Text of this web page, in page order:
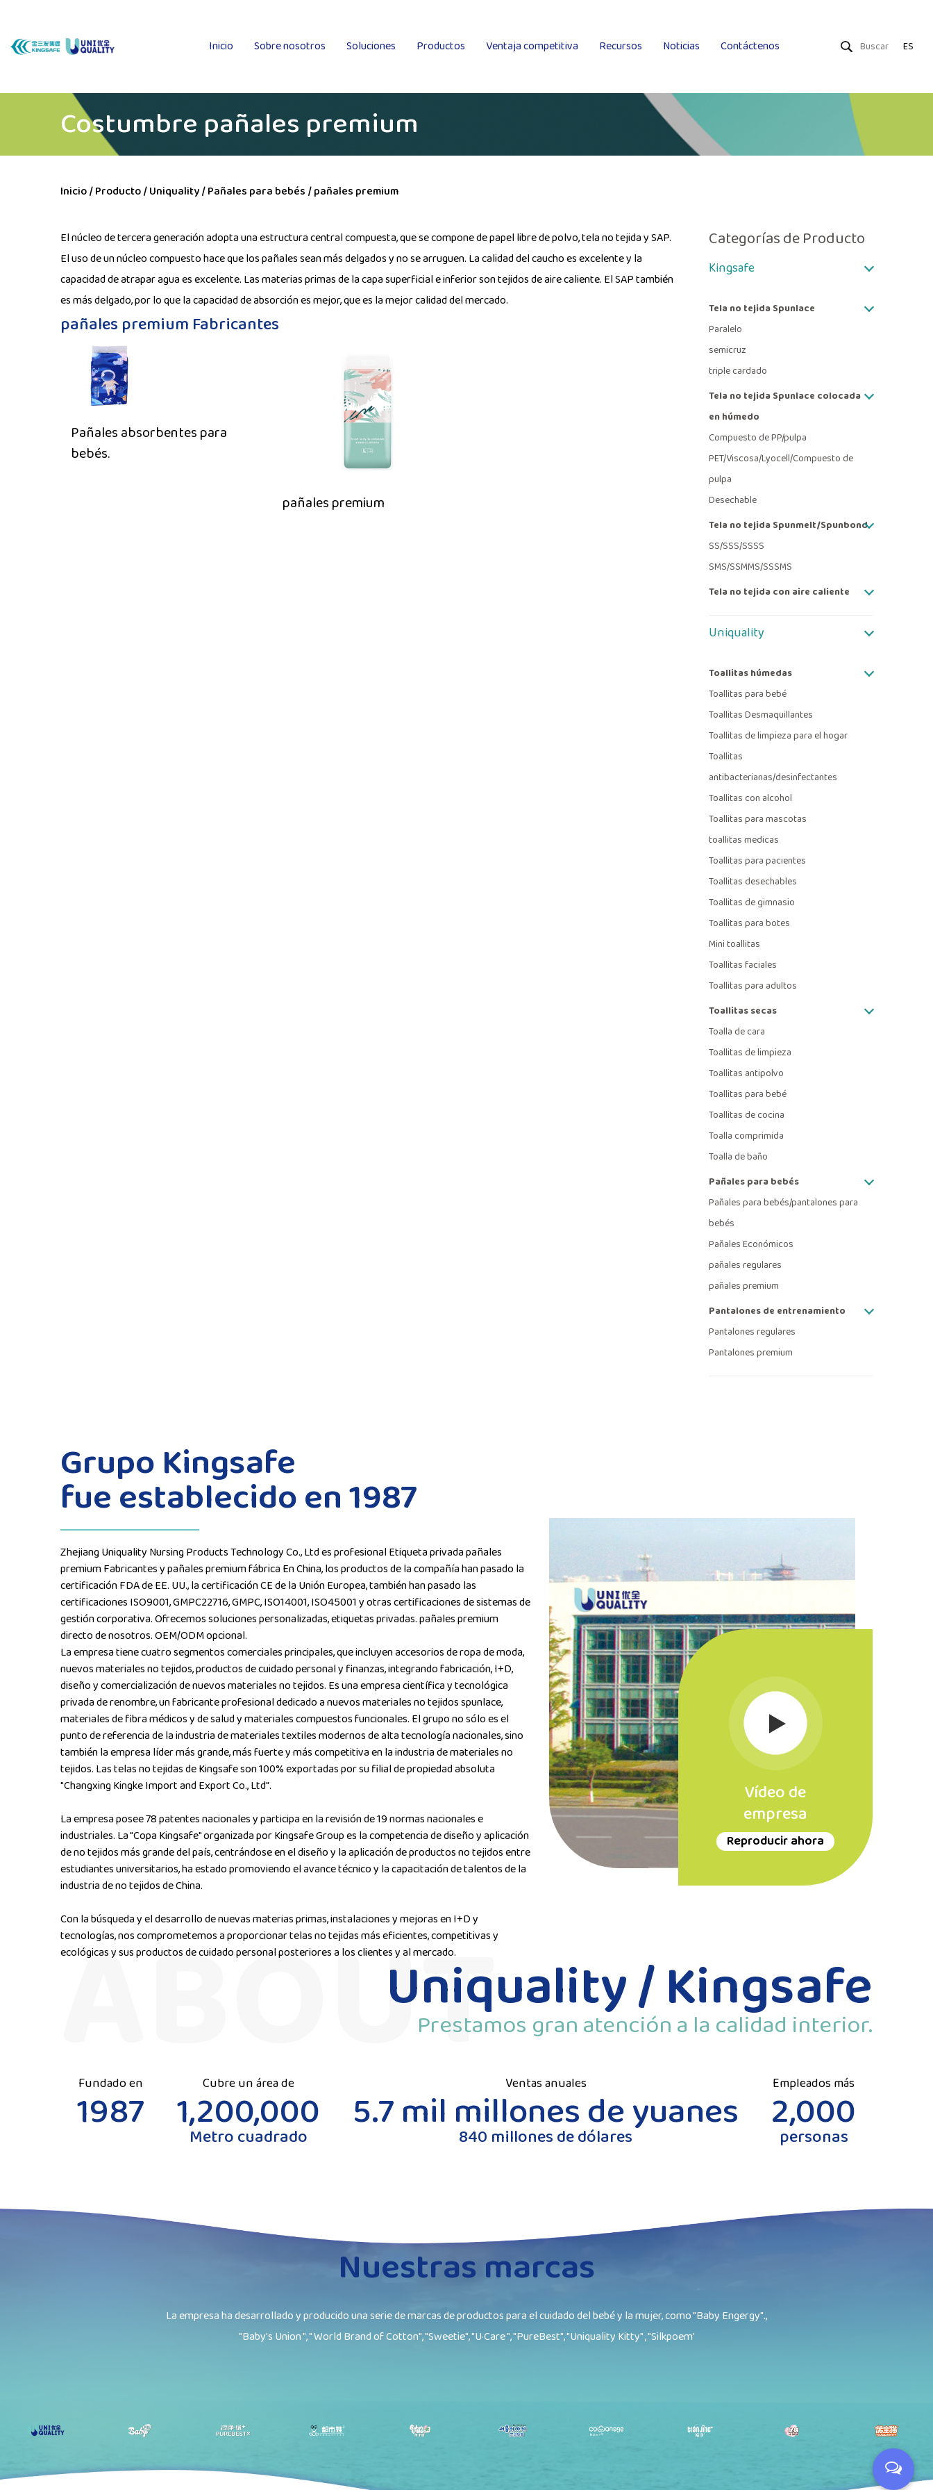
Inicio Sobre nosotros Soluciones Productos Ventaja competitiva Recursos Noticias Contáctenos ES
Costumbre pañales premium
Inicio/Producto/Uniquality/Pañales para bebés /pañales premium
El núcleo de tercera generación adopta una estructura central compuesta, que se compone de papel libre de polvo, tela no tejida y SAP.
El uso de un núcleo compuesto hace que los pañales sean más delgados y no se arruguen. La calidad del caucho es excelente y la
capacidad de atrapar agua es excelente. Las materias primas de la capa superficial e inferior son tejidos de aire caliente. El SAP también
es más delgado, por lo que la capacidad de absorción es mejor, que es la mejor calidad del mercado.
pañales premium Fabricantes
Pañales absorbentes para
bebés.
pañales premium
Categorías de Producto
Kingsafe
Tela no tejida Spunlace
Paralelo
semicruz
triple cardado
Tela no tejida Spunlace colocada
en húmedo
Compuesto de PP/pulpa
PET/Viscosa/Lyocell/Compuesto de
pulpa
Desechable
Tela no tejida Spunmelt/Spunbond
SS/SSS/SSSS
SMS/SSMMS/SSSMS
Tela no tejida con aire caliente
Uniquality
Toallitas húmedas
Toallitas para bebé
Toallitas Desmaquillantes
Toallitas de limpieza para el hogar
Toallitas
antibacterianas/desinfectantes
Toallitas con alcohol
Toallitas para mascotas
toallitas medicas
Toallitas para pacientes
Toallitas desechables
Toallitas de gimnasio
Toallitas para botes
Mini toallitas
Toallitas faciales
Toallitas para adultos
Toallitas secas
Toalla de cara
Toallitas de limpieza
Toallitas antipolvo
Toallitas para bebé
Toallitas de cocina
Toalla comprimida
Toalla de baño
Pañales para bebés
Pañales para bebés/pantalones para
bebés
Pañales Económicos
pañales regulares
pañales premium
Pantalones de entrenamiento
Pantalones regulares
Pantalones premium
Grupo Kingsafe
fue establecido en 1987
Zhejiang Uniquality Nursing Products Technology Co., Ltd es profesional Etiqueta privada pañales
premium Fabricantesypañales premium fábrica En China, los productos de la compañía han pasado la
certificación FDA de EE. UU., la certificación CE de la Unión Europea, también han pasado las
certificaciones ISO9001, GMPC22716, GMPC, ISO14001, ISO45001 y otras certificaciones de sistemas de
gestión corporativa. Ofrecemos soluciones personalizadas, etiquetas privadas. pañales premium
directo de nosotros. OEM/ODM opcional.
La empresa tiene cuatro segmentos comerciales principales, que incluyen accesorios de ropa de moda,
nuevos materiales no tejidos, productos de cuidado personal y finanzas, integrando fabricación, I+D,
diseño y comercialización de nuevos materiales no tejidos. Es una empresa científica y tecnológica
privada de renombre, un fabricante profesional dedicado a nuevos materiales no tejidos spunlace,
materiales de fibra médicos y de salud y materiales compuestos funcionales. El grupo no sólo es el
punto de referencia de la industria de materiales textiles modernos de alta tecnología nacionales, sino
también la empresa líder más grande, más fuerte y más competitiva en la industria de materiales no
tejidos. Las telas no tejidas de Kingsafe son 100% exportadas por su filial de propiedad absoluta
"Changxing Kingke Import and Export Co., Ltd".
La empresa posee 78 patentes nacionales y participa en la revisión de 19 normas nacionales e
industriales. La "Copa Kingsafe" organizada por Kingsafe Group es la competencia de diseño y aplicación
de no tejidos más grande del país, centrándose en el diseño y la aplicación de productos no tejidos entre
estudiantes universitarios, ha estado promoviendo el avance técnico y la capacitación de talentos de la
industria de no tejidos de China.
Con la búsqueda y el desarrollo de nuevas materias primas, instalaciones y mejoras en I+D y
tecnologías, nos comprometemos a proporcionar telas no tejidas más eficientes, competitivas y
ecológicas y sus productos de cuidado personal posteriores a los clientes y al mercado.
Vídeo de
empresa
Reproducir ahora
Uniquality / Kingsafe
Prestamos gran atención a la calidad interior.
Fundado en
1987
Cubre un área de
1,200,000
Metro cuadrado
Ventas anuales
5.7 mil millones de yuanes
840 millones de dólares
Empleados más
2,000
personas
Nuestras marcas
La empresa ha desarrollado y producido una serie de marcas de productos para el cuidado del bebé y la mujer, como "Baby Engergy".,
"Baby's Union ", " World Brand of Cotton", "Sweetie", "U·Care ", "PureBest", "Uniquality Kitty" , "Silkpoem'